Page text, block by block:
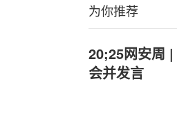
为你推荐
20;25网安周
会并发言